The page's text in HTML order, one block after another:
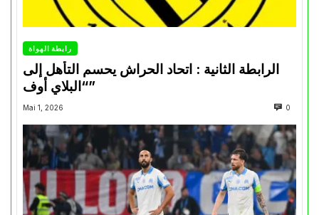
رابطة الهواة
الرابطة الثانية : اتحاد الحراش يحسم التأهل إلى
“البلاي أوف”
Mai 1, 2026 0